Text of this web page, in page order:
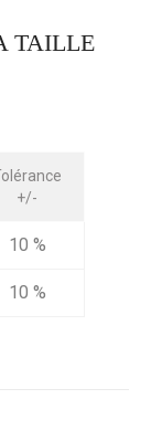
TAILLE
+/-
10 %
10 %